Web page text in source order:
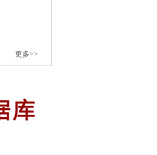
更多>>